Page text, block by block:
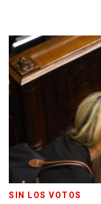
SIN LOS VOTOS